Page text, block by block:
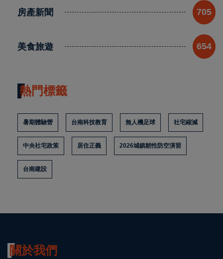
房產新聞 705
美食旅遊 654
熱門標籤
暑期體驗營 台南科技教育 無人機足球 社宅縮減
中央社宅政策 居住正義 2026城鎮韌性防空演習
台南建設
關於我們